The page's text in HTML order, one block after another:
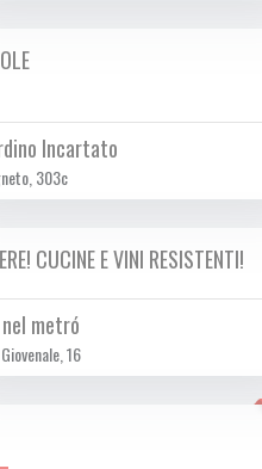
10 2024
Incartato
303c
20/10 A DOM 13/04 2025
CUCINE E VINI RESISTENTI!
metró
16
10 2024